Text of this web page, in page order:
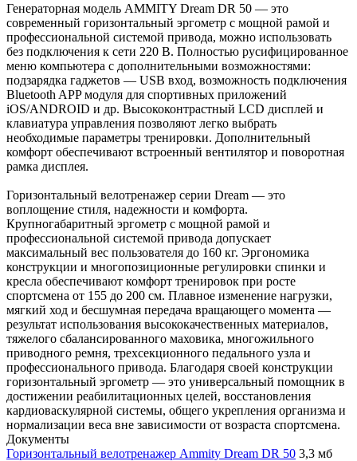
Генераторная модель AMMITY Dream DR 50 — это
современный горизонтальный эргометр с мощной рамой и
профессиональной системой привода, можно использовать
без подключения к сети 220 В. Полностью русифицированное
меню компьютера с дополнительными возможностями:
подзарядка гаджетов — USB вход, возможность подключения
Bluetooth APP модуля для спортивных приложений
iOS/ANDROID и др. Высококонтрастный LCD дисплей и
клавиатура управления позволяют легко выбрать
необходимые параметры тренировки. Дополнительный
комфорт обеспечивают встроенный вентилятор и поворотная
рамка дисплея.
Горизонтальный велотренажер серии Dream — это
воплощение стиля, надежности и комфорта.
Крупногабаритный эргометр с мощной рамой и
профессиональной системой привода допускает
максимальный вес пользователя до 160 кг. Эргономика
конструкции и многопозиционные регулировки спинки и
кресла обеспечивают комфорт тренировок при росте
спортсмена от 155 до 200 cм. Плавное изменение нагрузки,
мягкий ход и бесшумная передача вращающего момента —
результат использования высококачественных материалов,
тяжелого сбалансированного маховика, многожильного
приводного ремня, трехсекционного педального узла и
профессионального привода. Благодаря своей конструкции
горизонтальный эргометр — это универсальный помощник в
достижении реабилитационных целей, восстановления
кардиоваскулярной системы, общего укрепления организма и
нормализации веса вне зависимости от возраста спортсмена.
Документы
Горизонтальный велотренажер Ammity Dream DR 50 3,3 мб